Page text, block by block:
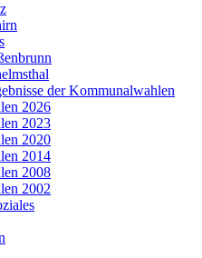
der Kommunalwahlen
2026
2023
2020
2014
2008
2002